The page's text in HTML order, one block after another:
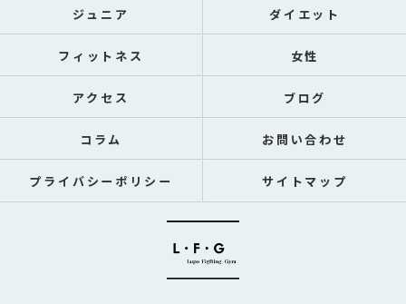
ジュニア ダイエット
フィットネス 女性
アクセス ブログ
コラム お問い合わせ
プライバシーポリシー サイトマップ